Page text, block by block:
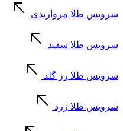
سرویس طلا مرواریدی
سرویس طلا سفید
سرویس طلا رز گلد
سرویس طلا زرد